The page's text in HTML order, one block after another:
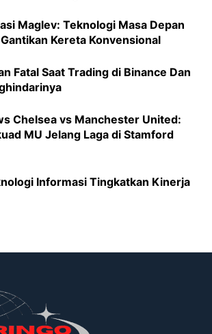
Maglev: Teknologi Masa Depan
Gantikan Kereta Konvensional
Fatal Saat Trading di Binance Dan
Chelsea vs Manchester United:
MU Jelang Laga di Stamford
Informasi Tingkatkan Kinerja